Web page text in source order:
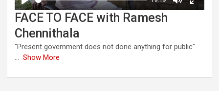
FACE TO FACE with Ramesh
Chennithala
"Present government does not done anything for public"
... Show More